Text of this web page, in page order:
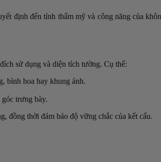
định đến tính thẩm mỹ và công năng của
sử dụng và diện tích tường. Cụ thể:
bình hoa hay khung ảnh.
trưng bày.
đồng thời đảm bảo độ vững chắc của kết cấu.